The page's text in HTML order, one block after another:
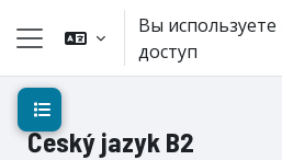
Перейти к основному
Боковая панель
Вы используете
доступ
Český jazyk B2
Открыть оглавление курса